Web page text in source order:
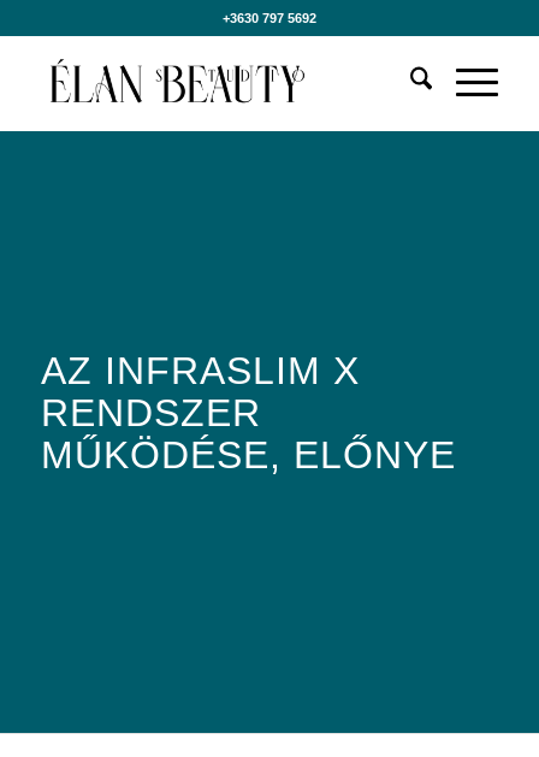
+3630 797 5692
AZ INFRASLIM X
RENDSZER
MŰKÖDÉSE, ELŐNYE